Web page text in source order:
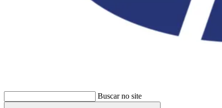
Buscar no site